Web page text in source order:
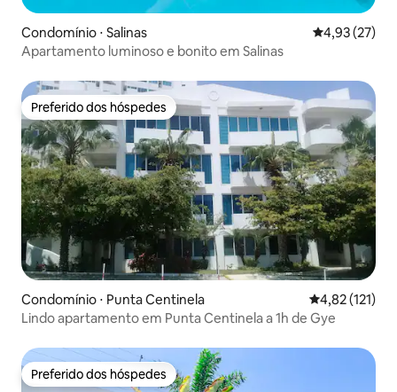
Condomínio ⋅ Salinas 4,93 de uma
4,93 (27)
Apartamento luminoso e bonito em Salinas
Preferido dos hóspedes
Preferido dos hóspedes
Condomínio ⋅ Punta Centinela 4,82 de uma
4,82 (121)
Lindo apartamento em Punta Centinela a 1h de Gye
Preferido dos hóspedes
Preferido dos hóspedes